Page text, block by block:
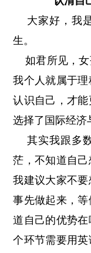
大家好，我
生。
如君所见，女
我个人就属于
认识自己，才
选择了国际经济
其实我跟多
茫，不知道自己
我建议大家不
事先做起来，
道自己的优势
个环节需要用